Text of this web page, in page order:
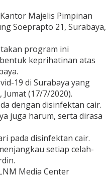
Majelis Pimpinan
Soeprapto 21, Surabaya,
program ini
keprihatinan atas
19 di Surabaya yang
(17/7/2020).
dengan disinfektan cair.
juga harum, serta dirasa
pada disinfektan cair.
setiap celah-
Media Center